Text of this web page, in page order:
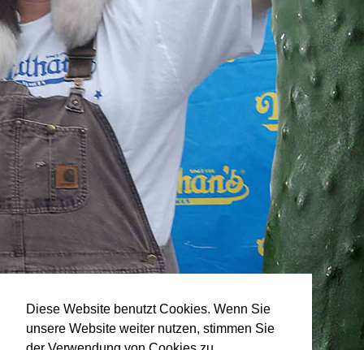
Diese Website benutzt Cookies. Wenn Sie
unsere Website weiter nutzen, stimmen Sie